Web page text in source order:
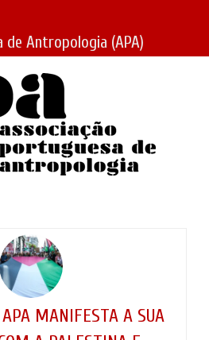
de Antropologia (APA)
MANIFESTA A SUA